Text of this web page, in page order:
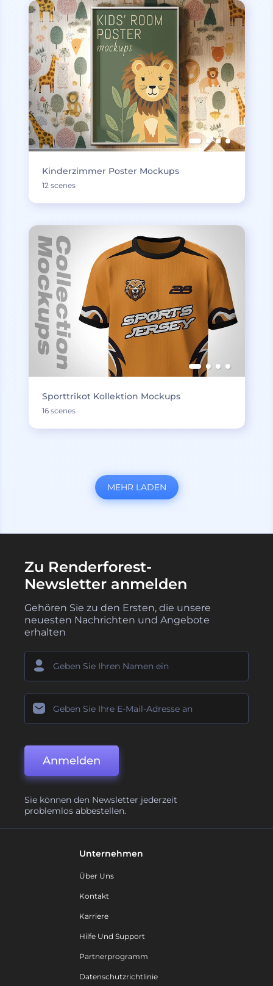
Kinderzimmer Poster Mockups
12 scenes
Sporttrikot Kollektion Mockups
16 scenes
MEHR LADEN
Zu Renderforest-
Newsletter anmelden
Gehören Sie zu den Ersten, die unsere
neuesten Nachrichten und Angebote
erhalten
Anmelden
Sie können den Newsletter jederzeit
problemlos abbestellen.
Unternehmen
Über Uns
Kontakt
Karriere
Hilfe Und Support
Partnerprogramm
Datenschutzrichtlinie